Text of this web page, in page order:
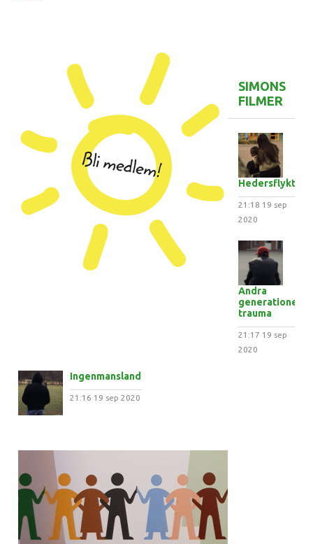
SIMONS
FILMER
Hedersflykten
21:18 19 sep
2020
Andra
generationens
trauma
21:17 19 sep
2020
Ingenmansland
21:16 19 sep 2020